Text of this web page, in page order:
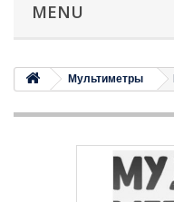
MENU
Мультиметры